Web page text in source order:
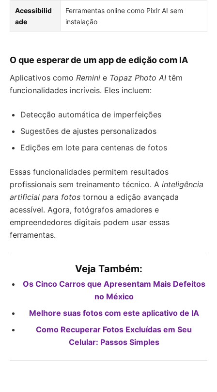
Acessibilid
ade
Ferramentas online como Pixlr AI sem
instalação
O que esperar de um app de edição com IA
Aplicativos como Remini e Topaz Photo AI têm
funcionalidades incríveis. Eles incluem:
Detecção automática de imperfeições
Sugestões de ajustes personalizados
Edições em lote para centenas de fotos
Essas funcionalidades permitem resultados
profissionais sem treinamento técnico. A inteligência
artificial para fotos tornou a edição avançada
acessível. Agora, fotógrafos amadores e
empreendedores digitais podem usar essas
ferramentas.
Veja Também:
Os Cinco Carros que Apresentam Mais Defeitos
no México
Melhore suas fotos com este aplicativo de IA
Como Recuperar Fotos Excluídas em Seu
Celular: Passos Simples